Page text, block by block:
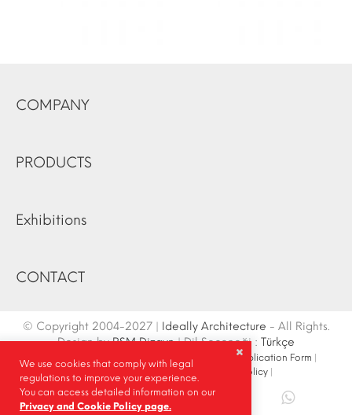
COMPANY
PRODUCTS
Exhibitions
CONTACT
© Copyright 2004-2027 | Ideally Architecture - All Rights.
Design byRSM Dizayn| Dil Seçeneği : Türkçe
Contact Info | Site Map Fair Stand Application Form
| Social Media Privacy Policy
Share |
We use cookies that comply with legal
regulations to improve your experience.
You can access detailed information on our
Privacy and Cookie Policy page.